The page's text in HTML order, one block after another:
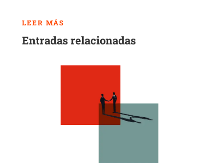
LEER MÁS
Entradas relacionadas